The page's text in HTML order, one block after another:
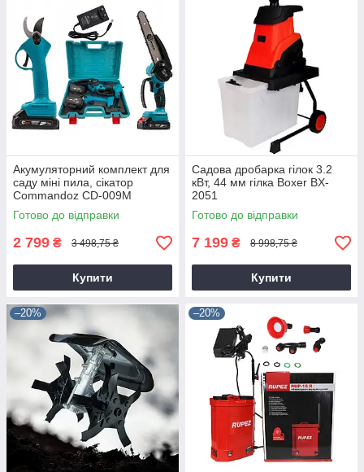
Акумуляторний комплект для
саду міні пила, сікатор
Commandoz CD-009M
Готово до відправки
2 799 ₴ 3 498,75 ₴
Купити
Садова дробарка гілок 3.2
кВт, 44 мм гілка Boxer BX-
2051
Готово до відправки
7 199 ₴ 8 998,75 ₴
Купити
–20% –20%